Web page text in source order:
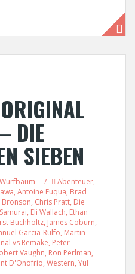
DIE
SIEBEN
Abenteuer,
, Antoine Fuqua, Brad
Bronson, Chris Pratt, Die
, Eli Wallach, Ethan
Buchholtz, James Coburn,
Garcia-Rulfo, Martin
vs Remake, Peter
Vaughn, Ron Perlman,
D'Onofrio, Western, Yul